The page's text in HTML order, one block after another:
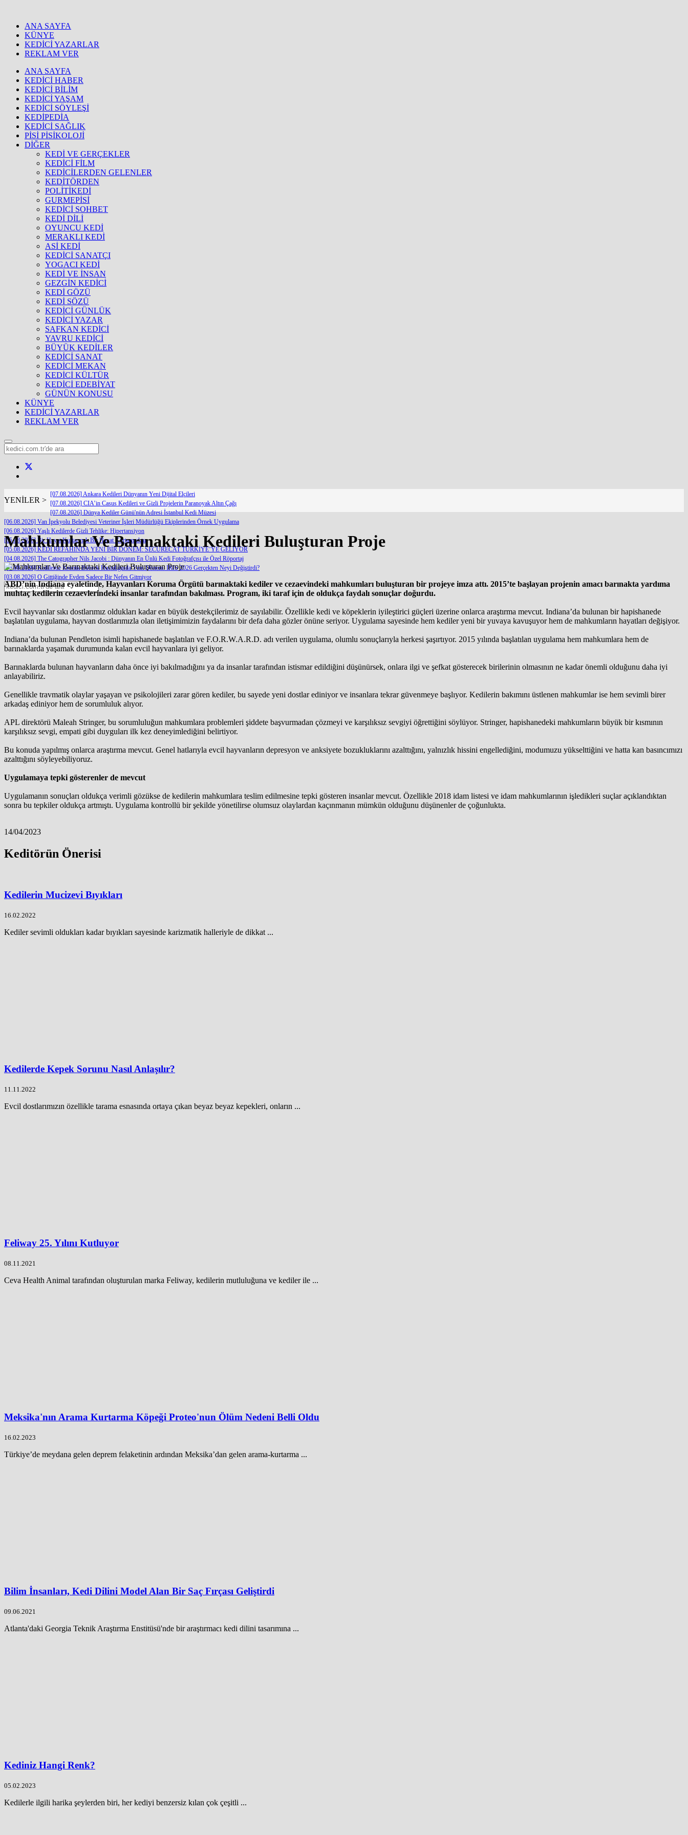
ANA SAYFA
KÜNYE
KEDİCİ YAZARLAR
REKLAM VER
ANA SAYFA
KEDİCİ HABER
KEDİCİ BİLİM
KEDİCİ YAŞAM
KEDİCİ SÖYLEŞİ
KEDİPEDİA
KEDİCİ SAĞLIK
PİSİ PİSİKOLOJİ
DİĞER
KEDİ VE GERÇEKLER
KEDİCİ FİLM
KEDİCİLERDEN GELENLER
KEDİTÖRDEN
POLİTİKEDİ
GURMEPİSİ
KEDİCİ SOHBET
KEDİ DİLİ
OYUNCU KEDİ
MERAKLI KEDİ
ASİ KEDİ
KEDİCİ SANATÇI
YOGACI KEDİ
KEDİ VE İNSAN
GEZGİN KEDİCİ
KEDİ GÖZÜ
KEDİ SÖZÜ
KEDİCİ GÜNLÜK
KEDİCİ YAZAR
SAFKAN KEDİCİ
YAVRU KEDİCİ
BÜYÜK KEDİLER
KEDİCİ SANAT
KEDİCİ MEKAN
KEDİCİ KÜLTÜR
KEDİCİ EDEBİYAT
GÜNÜN KONUSU
KÜNYE
KEDİCİ YAZARLAR
REKLAM VER
YENİLER >
[07.08.2026] Ankara Kedileri Dünyanın Yeni Dijital Elçileri
[07.08.2026] CIA’in Casus Kedileri ve Gizli Projelerin Paranoyak Altın Çağı
[07.08.2026] Dünya Kediler Günü'nün Adresi İstanbul Kedi Müzesi
[06.08.2026] Van İpekyolu Belediyesi Veteriner İşleri Müdürlüğü Ekiplerinden Örnek Uygulama
[06.08.2026] Yaşlı Kedilerde Gizli Tehlike: Hipertansiyon
[05.08.2026] Bir Hayat Kurtarmak Bir Hayat Kurtarmaktır
[05.08.2026] KEDİ REFAHINDA YENİ BİR DÖNEM: SECURECAT TÜRKİYE’YE GELİYOR
[04.08.2026] The Catographer Nils Jacobi : Dünyanın En Ünlü Kedi Fotoğrafçısı ile Özel Röportaj
[03.08.2026] Kedilerde Kronik Böbrek Hastalığında Yeni Dönem: IRIS 2026 Gerçekten Neyi Değiştirdi?
[03.08.2026] O Gittiğinde Evden Sadece Bir Nefes Gitmiyor
Mahkumlar Ve Barınaktaki Kedileri Buluşturan Proje
ABD’nin Indiana eyaletinde, Hayvanları Koruma Örgütü barınaktaki kediler ve cezaevindeki mahkumları buluşturan bir projeye imza attı. 2015’te başlayan projenin amacı barınakta yardıma
muhtaç kedilerin cezaevlerindeki insanlar tarafından bakılması. Program, iki taraf için de oldukça faydalı sonuçlar doğurdu.
Evcil hayvanlar sıkı dostlarımız oldukları kadar en büyük destekçilerimiz de sayılabilir. Özellikle kedi ve köpeklerin iyileştirici güçleri üzerine onlarca araştırma mevcut. Indiana’da bulunan bir hapishanede
başlatılan uygulama, hayvan dostlarımızla olan iletişimimizin faydalarını bir defa daha gözler önüne seriyor. Uygulama sayesinde hem kediler yeni bir yuvaya kavuşuyor hem de mahkumların hayatları değişiyor.
Indiana’da bulunan Pendleton isimli hapishanede başlatılan ve F.O.R.W.A.R.D. adı verilen uygulama, olumlu sonuçlarıyla herkesi şaşırtıyor. 2015 yılında başlatılan uygulama hem mahkumlara hem de
barınaklarda yaşamak durumunda kalan evcil hayvanlara iyi geliyor.
Barınaklarda bulunan hayvanların daha önce iyi bakılmadığını ya da insanlar tarafından istismar edildiğini düşünürsek, onlara ilgi ve şefkat gösterecek birilerinin olmasının ne kadar önemli olduğunu daha iyi
anlayabiliriz.
Genellikle travmatik olaylar yaşayan ve psikolojileri zarar gören kediler, bu sayede yeni dostlar ediniyor ve insanlara tekrar güvenmeye başlıyor. Kedilerin bakımını üstlenen mahkumlar ise hem sevimli birer
arkadaş ediniyor hem de sorumluluk alıyor.
APL direktörü Maleah Stringer, bu sorumluluğun mahkumlara problemleri şiddete başvurmadan çözmeyi ve karşılıksız sevgiyi öğrettiğini söylüyor. Stringer, hapishanedeki mahkumların büyük bir kısmının
karşılıksız sevgi, empati gibi duyguları ilk kez deneyimlediğini belirtiyor.
Bu konuda yapılmış onlarca araştırma mevcut. Genel hatlarıyla evcil hayvanların depresyon ve anksiyete bozukluklarını azalttığını, yalnızlık hissini engellediğini, modumuzu yükselttiğini ve hatta kan basıncımızı
azalttığını söyleyebiliyoruz.
Uygulamaya tepki gösterenler de mevcut
Uygulamanın sonuçları oldukça verimli gözükse de kedilerin mahkumlara teslim edilmesine tepki gösteren insanlar mevcut. Özellikle 2018 idam listesi ve idam mahkumlarının işledikleri suçlar açıklandıktan
sonra bu tepkiler oldukça artmıştı. Uygulama kontrollü bir şekilde yönetilirse olumsuz olaylardan kaçınmanın mümkün olduğunu düşünenler de çoğunlukta.
14/04/2023
Keditörün Önerisi
Kedilerin Mucizevi Bıyıkları
16.02.2022
Kediler sevimli oldukları kadar bıyıkları sayesinde karizmatik halleriyle de dikkat ...
Kedilerde Kepek Sorunu Nasıl Anlaşılır?
11.11.2022
Evcil dostlarımızın özellikle tarama esnasında ortaya çıkan beyaz beyaz kepekleri, onların ...
Feliway 25. Yılını Kutluyor
08.11.2021
Ceva Health Animal tarafından oluşturulan marka Feliway, kedilerin mutluluğuna ve kediler ile ...
Meksika'nın Arama Kurtarma Köpeği Proteo'nun Ölüm Nedeni Belli Oldu
16.02.2023
Türkiye’de meydana gelen deprem felaketinin ardından Meksika’dan gelen arama-kurtarma ...
Bilim İnsanları, Kedi Dilini Model Alan Bir Saç Fırçası Geliştirdi
09.06.2021
Atlanta'daki Georgia Teknik Araştırma Enstitüsü'nde bir araştırmacı kedi dilini tasarımına ...
Kediniz Hangi Renk?
05.02.2023
Kedilerle ilgili harika şeylerden biri, her kediyi benzersiz kılan çok çeşitli ...